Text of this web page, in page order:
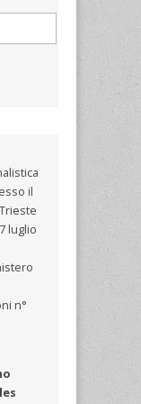
il
luglio
n°